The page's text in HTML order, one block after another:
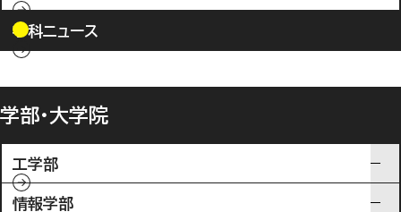
学科ニュース
学部・大学院
工学部
情報学部